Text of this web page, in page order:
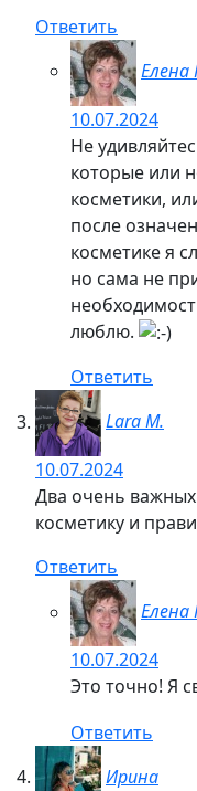
Ответить
Елена
10.07.2024
Не
которые или
косметики,
после
косметике я
но сама не
люблю.
Ответить
Lara M.
10.07.2024
Два очень
косметику и
Ответить
Елена
10.07.2024
Это точно! Я
Ответить
Ирина